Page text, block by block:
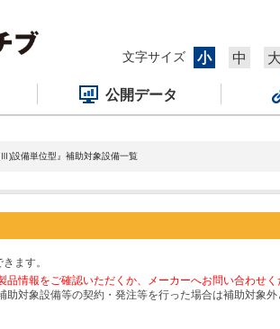
文字サイズ
小 中 大
公開データ
設備単位型』補助対象設備一覧
ます。
情報をご確認いただくか、メーカーへお問い合わせく
対象設備等の契約・発注等を行った場合は補助対象外